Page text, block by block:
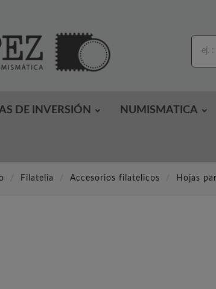
DE INVERSIÓN NUMISMATICA
Filatelia Accesorios filatelicos Hojas